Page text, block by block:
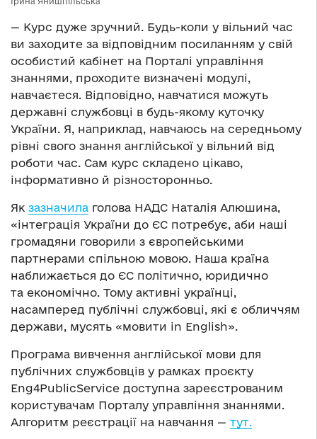
— Курс дуже зручний. Будь-коли у вільний час
ви заходите за відповідним посиланням у свій
особистий кабінет на Порталі управління
знаннями, проходите визначені модулі,
навчаєтеся. Відповідно, навчатися можуть
державні службовці в будь-якому куточку
України. Я, наприклад, навчаюсь на середньому
рівні свого знання англійської у вільний від
роботи час. Сам курс складено цікаво,
інформативно й різносторонньо.
Як зазначила голова НАДС Наталія Алюшина,
«інтеграція України до ЄС потребує, аби наші
громадяни говорили з європейськими
партнерами спільною мовою. Наша країна
наближається до ЄС політично, юридично
та економічно. Тому активні українці,
насамперед публічні службовці, які є обличчям
держави, мусять «мовити in English».
Програма вивчення англійської мови для
публічних службовців у рамках проєкту
Eng4PublicService доступна зареєстрованим
користувачам Порталу управління знаннями.
Алгоритм реєстрації на навчання — тут.